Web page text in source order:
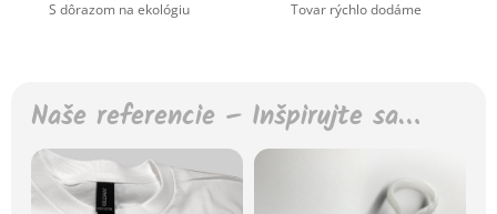
S dôrazom na ekológiu Tovar rýchlo dodáme
Naše referencie – Inšpirujte sa…